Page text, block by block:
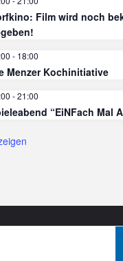
Film wird noch
- 18:00
Menzer Kochinitiative
-21:00
“EiNFach Mal